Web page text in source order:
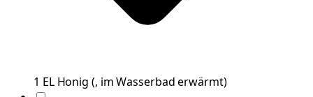
1 EL Honig (, im Wasserbad erwärmt)